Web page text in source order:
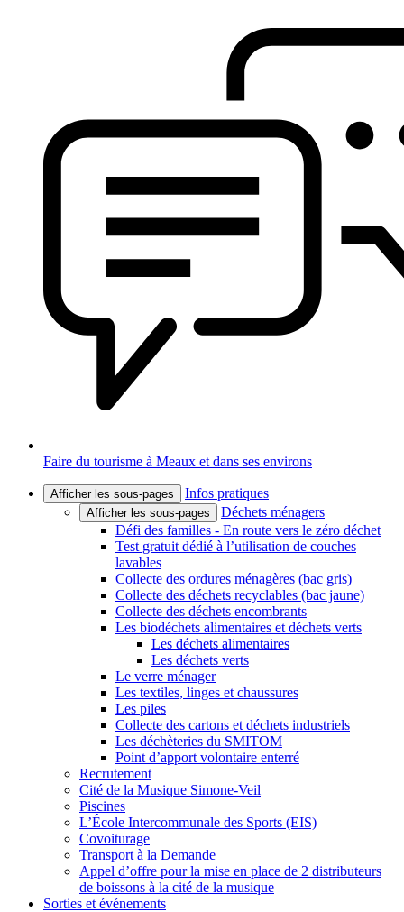
Faire du tourisme à Meaux et dans ses environs
Afficher les sous-pages Infos pratiques
Afficher les sous-pages
Déchets ménagers
Défi des familles - En route vers le zéro déchet
Test gratuit dédié à l’utilisation de couches
lavables
Collecte des ordures ménagères (bac gris)
Collecte des déchets recyclables (bac jaune)
Collecte des déchets encombrants
Les biodéchets alimentaires et déchets verts
Les déchets alimentaires
Les déchets verts
Le verre ménager
Les textiles, linges et chaussures
Les piles
Collecte des cartons et déchets industriels
Les déchèteries du SMITOM
Point d’apport volontaire enterré
Recrutement
Cité de la Musique Simone-Veil
Piscines
L’École Intercommunale des Sports (EIS)
Covoiturage
Transport à la Demande
Appel d’offre pour la mise en place de 2 distributeurs
de boissons à la cité de la musique
Sorties et événements